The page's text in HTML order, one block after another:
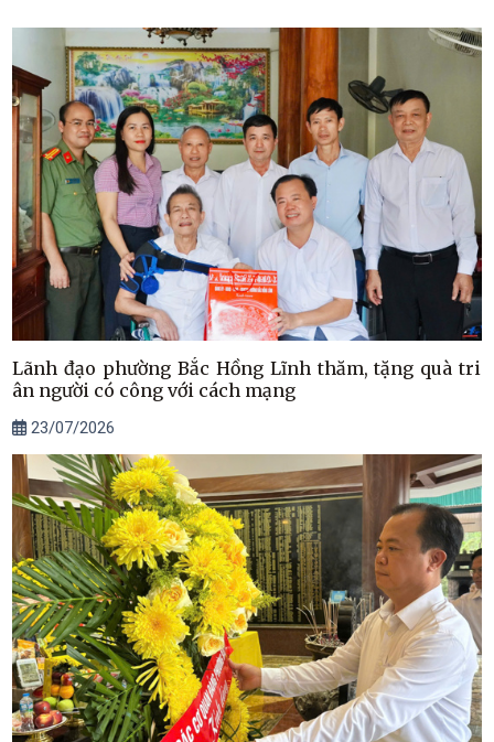
Lãnh đạo phường Bắc Hồng Lĩnh thăm, tặng quà tri
ân người có công với cách mạng
23/07/2026